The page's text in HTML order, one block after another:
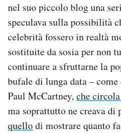
Area Personale
Newsletter
Notifiche mobile
Regala il Post
Hai bisogno di aiuto?
nel suo piccolo blog una
speculava sulla possibilità
celebrità fossero in realtà
sostituite da sosia per non
continuare a sfruttarne la
bufale di lunga data –
Paul McCartney, che
ma soprattutto ne creava di
quellodi mostrare quanto